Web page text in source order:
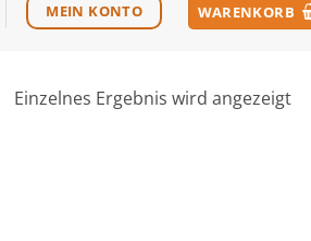
MEIN KONTO WARENKORB
Einzelnes Ergebnis wird angezeigt